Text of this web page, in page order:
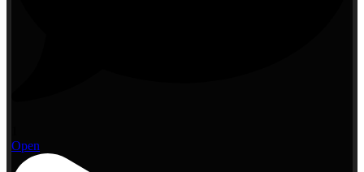
Open